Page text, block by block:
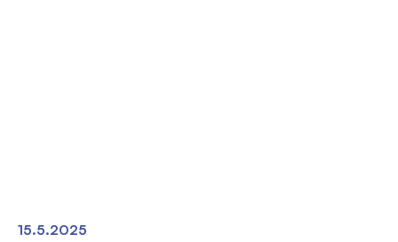
15.5.2025